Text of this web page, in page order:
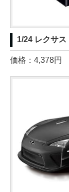
1/24 レクサス
価格：4,378円